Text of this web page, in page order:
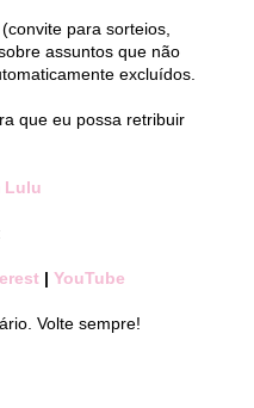
para sorteios,
assuntos que não
excluídos.
que eu possa retribuir
Lulu
| YouTube
Volte sempre!